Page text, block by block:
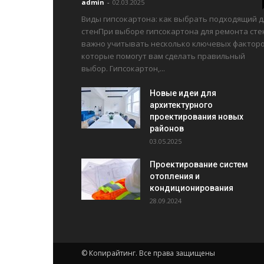
admin - 02.03.2025
Виды гипсокартона: как выбрать подходящий
стенПри выборе гипсокартона для ремонта
важно учитывать несколько ключевых
которые помогут вам сделать правильный
выбор. Гипсокартон,...
Новые идеи для
архитектурного
проектирования новых
районов
03.05.2025
Проектирование систем
отопления и
кондиционирования
28.09.2024
© Копирайтинг. Все права защищены